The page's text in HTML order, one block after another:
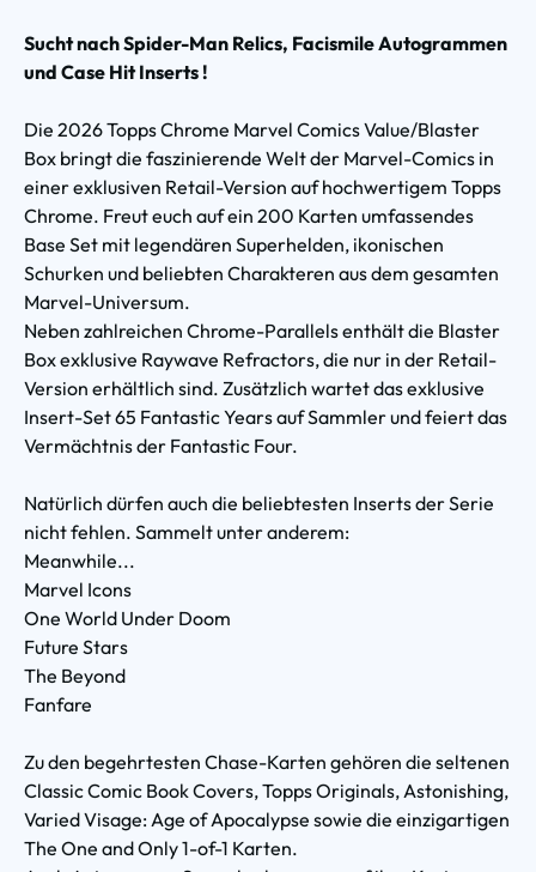
Sucht nach Spider-Man Relics, Facismile Autogrammen
und Case Hit Inserts !
Die 2026 Topps Chrome Marvel Comics Value/Blaster
Box bringt die faszinierende Welt der Marvel-Comics in
einer exklusiven Retail-Version auf hochwertigem Topps
Chrome. Freut euch auf ein 200 Karten umfassendes
Base Set mit legendären Superhelden, ikonischen
Schurken und beliebten Charakteren aus dem gesamten
Marvel-Universum.
Neben zahlreichen Chrome-Parallels enthält die Blaster
Box exklusive Raywave Refractors, die nur in der Retail-
Version erhältlich sind. Zusätzlich wartet das exklusive
Insert-Set 65 Fantastic Years auf Sammler und feiert das
Vermächtnis der Fantastic Four.
Natürlich dürfen auch die beliebtesten Inserts der Serie
nicht fehlen. Sammelt unter anderem:
Meanwhile...
Marvel Icons
One World Under Doom
Future Stars
The Beyond
Fanfare
Zu den begehrtesten Chase-Karten gehören die seltenen
Classic Comic Book Covers, Topps Originals, Astonishing,
Varied Visage: Age of Apocalypse sowie die einzigartigen
The One and Only 1-of-1 Karten.